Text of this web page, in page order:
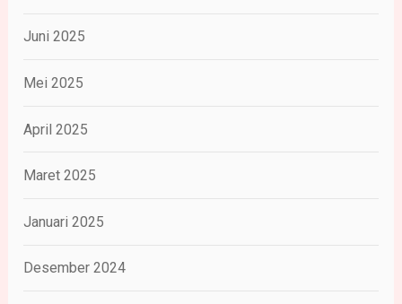
Juni 2025
Mei 2025
April 2025
Maret 2025
Januari 2025
Desember 2024